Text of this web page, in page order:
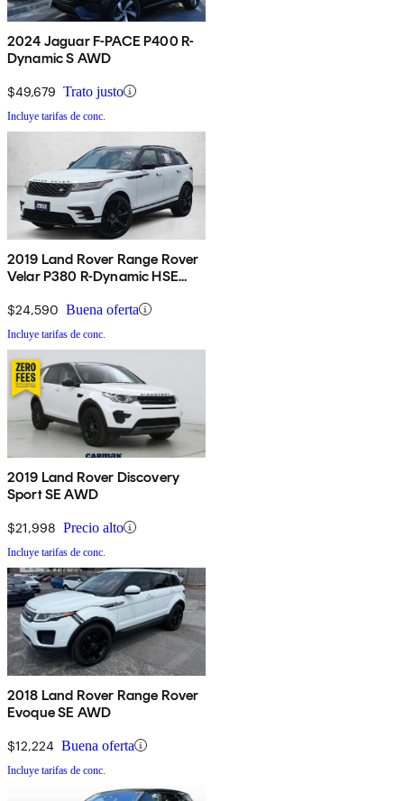
2024 Jaguar F-PACE P400 R-
Dynamic S AWD
$49,679 Trato justo
Incluye tarifas de conc.
2019 Land Rover Range Rover
Velar P380 R-Dynamic HSE
$24,590 Buena oferta
Incluye tarifas de conc.
2019 Land Rover Discovery
Sport SE AWD
$21,998 Precio alto
Incluye tarifas de conc.
2018 Land Rover Range Rover
Evoque SE AWD
$12,224 Buena oferta
Incluye tarifas de conc.